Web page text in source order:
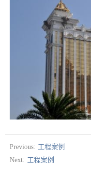
Previous: 工程案例
Next: 工程案例